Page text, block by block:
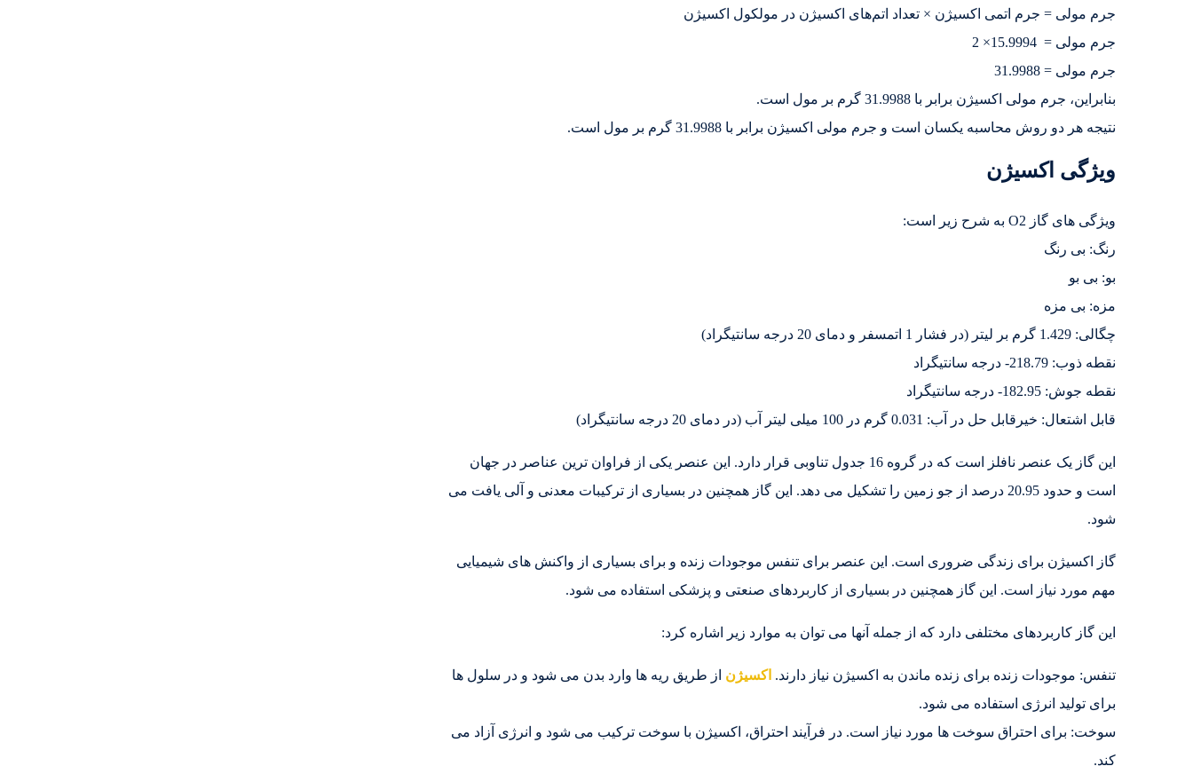
جرم مولی = جرم اتمی اکسیژن × تعداد اتم‌های اکسیژن در مولکول اکسیژن
جرم مولی = 15.9994× 2
جرم مولی = 31.9988
بنابراین، جرم مولی اکسیژن برابر با 31.9988 گرم بر مول است.
نتیجه هر دو روش محاسبه یکسان است و جرم مولی اکسیژن برابر با 31.9988 گرم بر مول است.
ویژگی اکسیژن
ویژگی های گاز O2 به شرح زیر است:
رنگ: بی رنگ
بو: بی بو
مزه: بی مزه
چگالی: 1.429 گرم بر لیتر (در فشار 1 اتمسفر و دمای 20 درجه سانتیگراد)
نقطه ذوب: 218.79- درجه سانتیگراد
نقطه جوش: 182.95- درجه سانتیگراد
قابل اشتعال: خیرقابل حل در آب: 0.031 گرم در 100 میلی لیتر آب (در دمای 20 درجه سانتیگراد)
این گاز یک عنصر نافلز است که در گروه 16 جدول تناوبی قرار دارد. این عنصر یکی از فراوان ترین عناصر در جهان
است و حدود 20.95 درصد از جو زمین را تشکیل می دهد. این گاز همچنین در بسیاری از ترکیبات معدنی و آلی یافت می
شود.
گاز اکسیژن برای زندگی ضروری است. این عنصر برای تنفس موجودات زنده و برای بسیاری از واکنش های شیمیایی
مهم مورد نیاز است. این گاز همچنین در بسیاری از کاربردهای صنعتی و پزشکی استفاده می شود.
این گاز کاربردهای مختلفی دارد که از جمله آنها می توان به موارد زیر اشاره کرد:
تنفس: موجودات زنده برای زنده ماندن به اکسیژن نیاز دارند. اکسیژن از طریق ریه ها وارد بدن می شود و در سلول ها
برای تولید انرژی استفاده می شود.
سوخت: برای احتراق سوخت ها مورد نیاز است. در فرآیند احتراق، اکسیژن با سوخت ترکیب می شود و انرژی آزاد می
کند.